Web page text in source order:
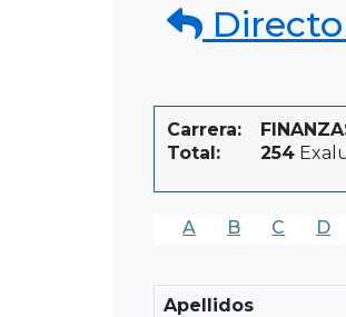
Carrera:
Total:
254
A B C D
Apellidos